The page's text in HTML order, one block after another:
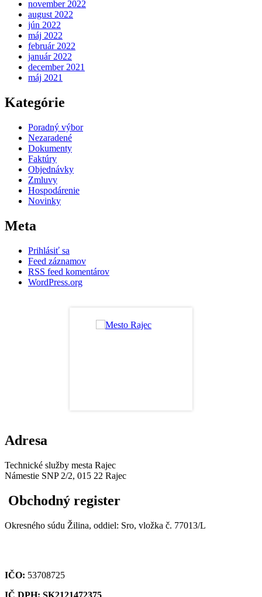
november 2022
august 2022
jún 2022
máj 2022
február 2022
január 2022
december 2021
máj 2021
Kategórie
Poradný výbor
Nezaradené
Dokumenty
Faktúry
Objednávky
Zmluvy
Hospodárenie
Novinky
Meta
Prihlásiť sa
Feed záznamov
RSS feed komentárov
WordPress.org
Adresa
Technické služby mesta Rajec
Námestie SNP 2/2, 015 22 Rajec
Obchodný register
Okresného súdu Žilina, oddiel: Sro, vložka č. 77013/L
IČO: 53708725
IČ DPH: SK2121472375